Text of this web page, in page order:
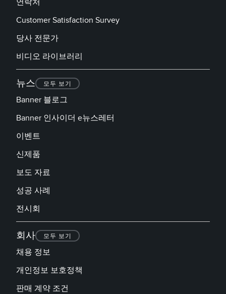
Customer Satisfaction Survey
당사 전문가
비디오 라이브러리
뉴스 모두 보기
Banner 블로그
Banner 인사이더 e뉴스레터
이벤트
신제품
보도 자료
성공 사례
전시회
회사 모두 보기
채용 정보
개인정보 보호정책
판매 계약 조건